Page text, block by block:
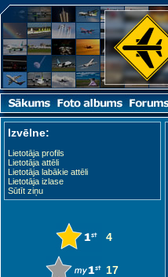
Izvēlne:
Lietotāja profils
Lietotāja attēli
Lietotāja labākie attēli
Lietotāja izlase
Sūtīt ziņu
4
17